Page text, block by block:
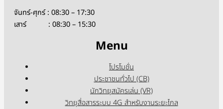
จันทร์-ศุกร์ : 08:30 – 17:30
เสาร์ : 08:30 – 15:30
Menu
โปรโมชั่น
ประชาชนทั่วไป (CB)
นักวิทยุสมัครเล่น (VR)
วิทยุสื่อสารระบบ 4G สำหรับงานระยะไกล